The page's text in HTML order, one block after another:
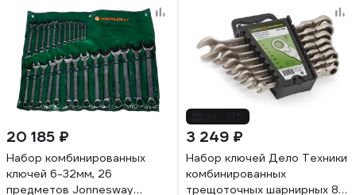
20 185 ₽
Набор комбинированных
ключей 6-32мм, 26
предметов Jonnesway
3 249 ₽
Набор ключей Дело Техники
комбинированных
трещоточных шарнирных 8